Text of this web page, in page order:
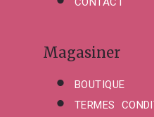
Magasiner
BOUTIQUE
TERMES